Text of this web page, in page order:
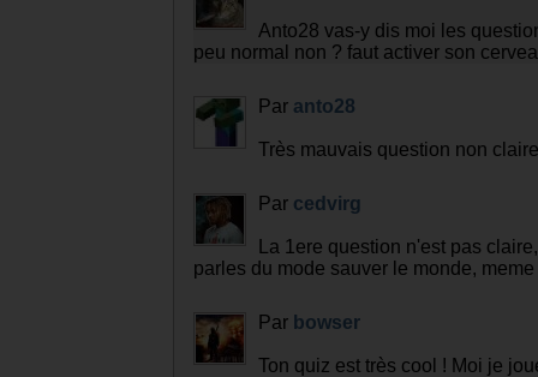
Anto28 vas-y dis moi les
peu normal non ? faut activer son
Par anto28
Très mauvais question non
Par cedvirg
La 1ere question n'est pas
parles du mode sauver le monde,
Par bowser
Ton quiz est très cool ! Moi je